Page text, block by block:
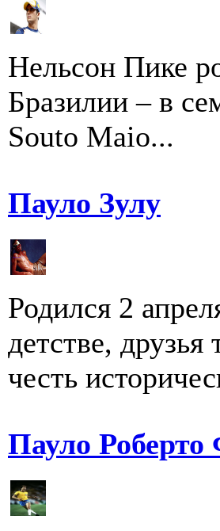
Нельсон Пике
Бразилии – в
Souto Maio...
Пауло Зулу
Родился 2
детстве,
честь
Пауло Роберто